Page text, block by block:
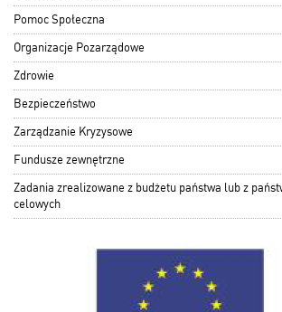
Pomoc Społeczna
Organizacje Pozarządowe
Zdrowie
Bezpieczeństwo
Zarządzanie Kryzysowe
Fundusze zewnętrzne
Zadania zrealizowane z budżetu państwa lub z
celowych